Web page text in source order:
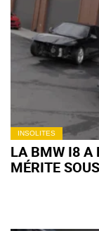
INSOLITES
LA BMW I8 A
MÉRITE